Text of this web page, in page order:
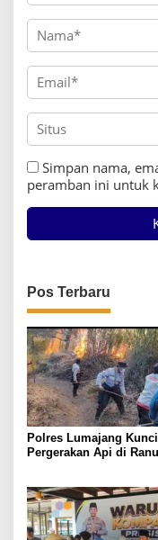
Simpan nama,
peramban ini untuk
Pos Terbaru
Polres Lumajang Kunci
Pergerakan Api di